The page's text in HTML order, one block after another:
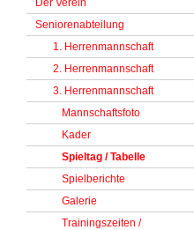
Der Verein
Seniorenabteilung
1. Herrenmannschaft
2. Herrenmannschaft
3. Herrenmannschaft
Mannschaftsfoto
Kader
Spieltag / Tabelle
Spielberichte
Galerie
Trainingszeiten /